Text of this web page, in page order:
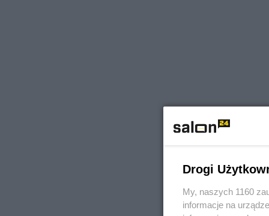
Drogi
My, naszych 1160
informacje na